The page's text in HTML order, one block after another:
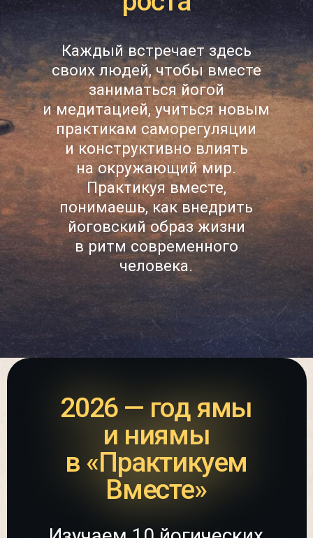
дхармадехи— группы по 4-5
человек, которые дают мощную
поддержку на духовном пути;
в живом диалоге философское
знание очищается от догм
и практика ямы-ниямы
становится свободным
и осознанным выбором
общение и ответына
вопросы в чате с Дадой
Саданандой
Присоединиться